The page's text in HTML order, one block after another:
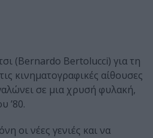
(Bernardo Bertolucci) για τη
κινηματογραφικές αίθουσες
σε μια χρυσή φυλακή,
’80.
οι νέες γενιές και να